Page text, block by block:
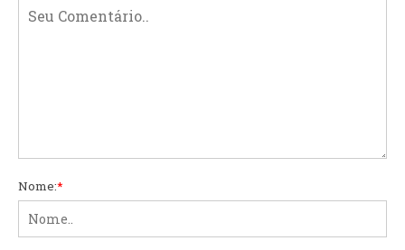
Nome:*